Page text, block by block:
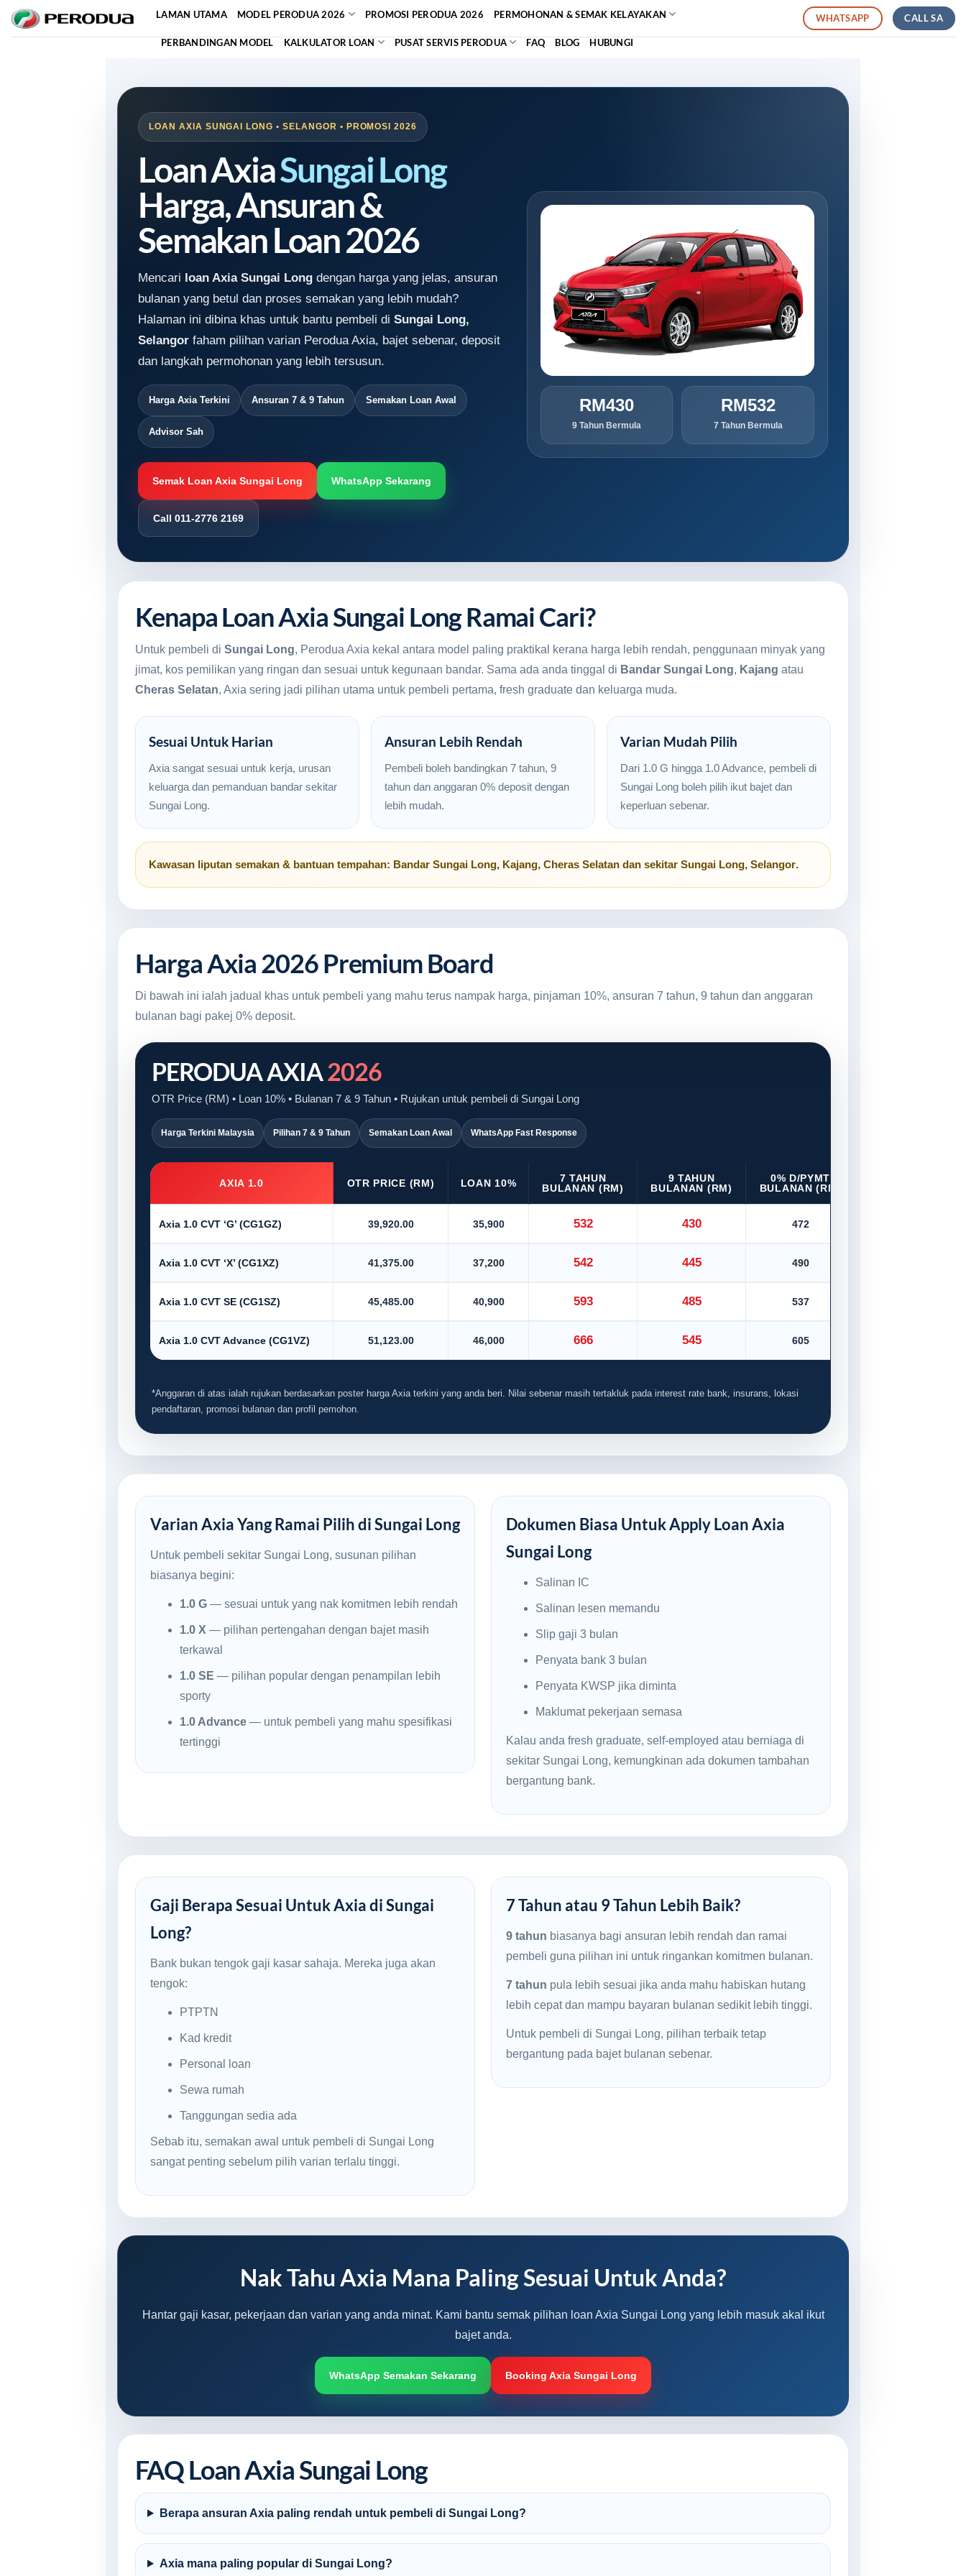
Skip
LAMAN UTAMA MODEL PERODUA 2026 PROMOSI PERODUA 2026 PERMOHONAN & SEMAK KELAYAKAN
PERBANDINGAN MODEL KALKULATOR LOAN PUSAT SERVIS PERODUA FAQ BLOG HUBUNGI
WHATSAPP CALL SA
LOAN AXIA SUNGAI LONG • SELANGOR • PROMOSI 2026
Loan AxiaSungai Long
Harga, Ansuran &
Semakan Loan 2026
Mencari loan Axia Sungai Long dengan harga yang jelas, ansuran
bulanan yang betul dan proses semakan yang lebih mudah?
Halaman ini dibina khas untuk bantu pembeli di Sungai Long,
Selangor faham pilihan varian Perodua Axia, bajet sebenar, deposit
dan langkah permohonan yang lebih tersusun.
Harga Axia Terkini Ansuran 7 & 9 Tahun Semakan Loan Awal
Advisor Sah
Semak Loan Axia Sungai Long WhatsApp Sekarang
Call 011-2776 2169
RM430
9 Tahun Bermula
RM532
7 Tahun Bermula
Kenapa Loan Axia Sungai Long Ramai Cari?
Untuk pembeli di Sungai Long, Perodua Axia kekal antara model paling praktikal kerana harga lebih rendah, penggunaan minyak yang
jimat, kos pemilikan yang ringan dan sesuai untuk kegunaan bandar. Sama ada anda tinggal di Bandar Sungai Long, Kajang atau
Cheras Selatan, Axia sering jadi pilihan utama untuk pembeli pertama, fresh graduate dan keluarga muda.
Sesuai Untuk Harian
Axia sangat sesuai untuk kerja, urusan
keluarga dan pemanduan bandar sekitar
Sungai Long.
Ansuran Lebih Rendah
Pembeli boleh bandingkan 7 tahun, 9
tahun dan anggaran 0% deposit dengan
lebih mudah.
Varian Mudah Pilih
Dari 1.0 G hingga 1.0 Advance, pembeli di
Sungai Long boleh pilih ikut bajet dan
keperluan sebenar.
Kawasan liputan semakan & bantuan tempahan: Bandar Sungai Long, Kajang, Cheras Selatan dan sekitar Sungai Long, Selangor.
Harga Axia 2026 Premium Board
Di bawah ini ialah jadual khas untuk pembeli yang mahu terus nampak harga, pinjaman 10%, ansuran 7 tahun, 9 tahun dan anggaran
bulanan bagi pakej 0% deposit.
PERODUA AXIA2026
OTR Price (RM) • Loan 10% • Bulanan 7 & 9 Tahun • Rujukan untuk pembeli di Sungai Long
Harga Terkini Malaysia Pilihan 7 & 9 Tahun Semakan Loan Awal WhatsApp Fast Response
AXIA 1.0 OTR PRICE (RM) LOAN 10%
7 TAHUN
BULANAN (RM)
9 TAHUN
BULANAN (RM)
0% D/PYMT
BULANAN (RM)
Axia 1.0 CVT ‘G’ (CG1GZ) 39,920.00 35,900 532 430 472
Axia 1.0 CVT ‘X’ (CG1XZ) 41,375.00 37,200 542 445 490
Axia 1.0 CVT SE (CG1SZ) 45,485.00 40,900 593 485 537
Axia 1.0 CVT Advance (CG1VZ) 51,123.00 46,000 666 545 605
*Anggaran di atas ialah rujukan berdasarkan poster harga Axia terkini yang anda beri. Nilai sebenar masih tertakluk pada interest rate bank, insurans, lokasi
pendaftaran, promosi bulanan dan profil pemohon.
Varian Axia Yang Ramai Pilih di Sungai Long
Untuk pembeli sekitar Sungai Long, susunan pilihan
biasanya begini:
1.0 G— sesuai untuk yang nak komitmen lebih rendah
1.0 X — pilihan pertengahan dengan bajet masih
terkawal
1.0 SE — pilihan popular dengan penampilan lebih
sporty
1.0 Advance— untuk pembeli yang mahu spesifikasi
tertinggi
Dokumen Biasa Untuk Apply Loan Axia
Sungai Long
Salinan IC
Salinan lesen memandu
Slip gaji 3 bulan
Penyata bank 3 bulan
Penyata KWSP jika diminta
Maklumat pekerjaan semasa
Kalau anda fresh graduate, self-employed atau berniaga di
sekitar Sungai Long, kemungkinan ada dokumen tambahan
bergantung bank.
Gaji Berapa Sesuai Untuk Axia di Sungai
Long?
Bank bukan tengok gaji kasar sahaja. Mereka juga akan
tengok:
PTPTN
Kad kredit
Personal loan
Sewa rumah
Tanggungan sedia ada
Sebab itu, semakan awal untuk pembeli di Sungai Long
sangat penting sebelum pilih varian terlalu tinggi.
7 Tahun atau 9 Tahun Lebih Baik?
9 tahun biasanya bagi ansuran lebih rendah dan ramai
pembeli guna pilihan ini untuk ringankan komitmen bulanan.
7 tahun pula lebih sesuai jika anda mahu habiskan hutang
lebih cepat dan mampu bayaran bulanan sedikit lebih tinggi.
Untuk pembeli di Sungai Long, pilihan terbaik tetap
bergantung pada bajet bulanan sebenar.
Nak Tahu Axia Mana Paling Sesuai Untuk Anda?
Hantar gaji kasar, pekerjaan dan varian yang anda minat. Kami bantu semak pilihan loan Axia Sungai Long yang lebih masuk akal ikut
bajet anda.
WhatsApp Semakan Sekarang Booking Axia Sungai Long
FAQ Loan Axia Sungai Long
Berapa ansuran Axia paling rendah untuk pembeli di Sungai Long?
Axia mana paling popular di Sungai Long?